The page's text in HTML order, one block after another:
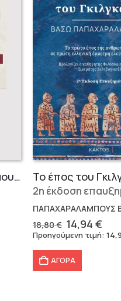
Σειρά Άρθουρ Σοπενχάουερ (3 βιβλία) Το έπος του
2η έκδοση
ΠΑΠΑΧΑΡΑΛΑΜΠΟΥΣ
18,80€ Original
price
18,80 €.
14,94€
Προηγούμενη τιμή:
ΑΓΟΡΑ